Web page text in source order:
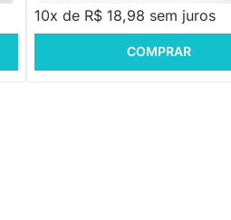
10x de R$ 18,98 sem juros
COMPRAR